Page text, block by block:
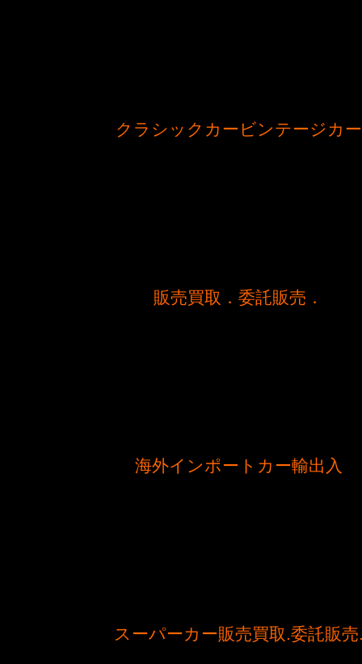
クラシックカービンテージカー
販売買取．委託販売．
海外インポートカー輸出入
スーパーカー販売買取.委託販売